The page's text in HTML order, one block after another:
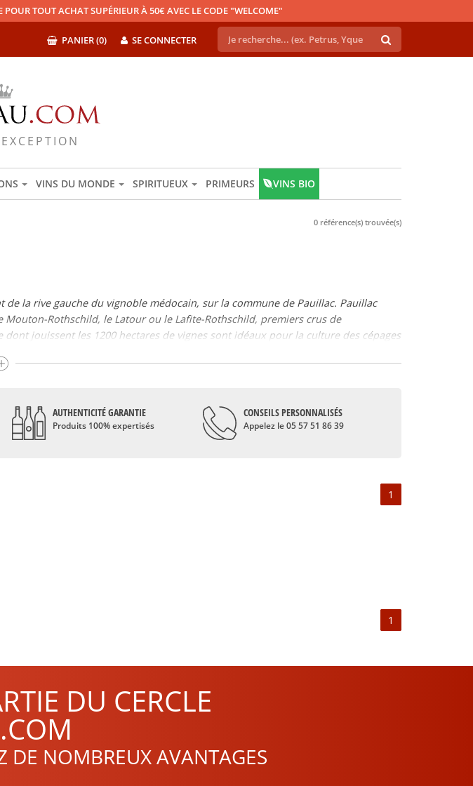
TOUT ACHAT SUPÉRIEUR À 50€ AVEC LE CODE "WELCOME"
SE CONNECTER
PANIER (0)
VINS DU MONDE SPIRITUEUX PRIMEURS VINS BIO
0 référence(s) trouvée(s)
la rive gauche du vignoble médocain, sur la commune de Pauillac. Pauillac
Rothschild, le Latour ou le Lafite-Rothschild, premiers crus de
jouissent les 1200 hectares de vignes sont idéaux pour la culture des cépages
région donnent une proportion plus forte de Merlot à leurs assemblages afin de
En vieillissant, le vin de Pauillac gagne en complexité ainsi qu’en
avec des arômes de fruits rouges et noirs ainsi que des notes boisées, il
gibiers tels que la biche etc. Il pourra également accompagner certaines
AUTHENTICITÉ GARANTIE
Produits 100% expertisés
CONSEILS PERSONNALISÉS
Appelez le 05 57 51 86 39
1
1
DU CERCLE
DE NOMBREUX AVANTAGES